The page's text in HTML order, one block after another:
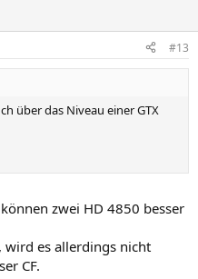
#13
über das Niveau einer GTX
zwei HD 4850 besser
wird es allerdings nicht
CF.